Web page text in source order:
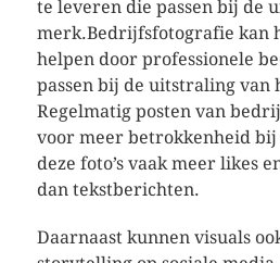
te leveren die passen bij de
merk.Bedrijfsfotografie kan
helpen door professionele
passen bij de uitstraling van
Regelmatig posten van
voor meer betrokkenheid
deze foto’s vaak meer likes
dan tekstberichten.
Daarnaast kunnen visuals